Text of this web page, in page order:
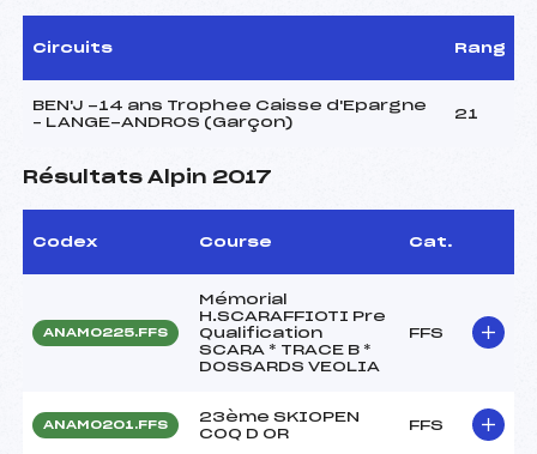
Circuits Rang
BEN'J -14 ans Trophee Caisse d'Epargne
– LANGE-ANDROS (Garçon)
21
Résultats Alpin 2017
Codex Course Cat.
ANAM0225.FFS
Mémorial
H.SCARAFFIOTI Pre
Qualification
SCARA * TRACE B *
DOSSARDS VEOLIA
FFS
ANAM0201.FFS
23ème SKIOPEN
COQ D OR
FFS